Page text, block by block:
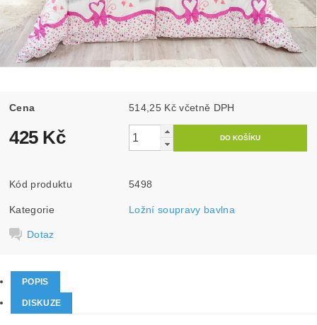
Cena 514,25 Kč včetně DPH
425 Kč
Kód produktu 5498
Kategorie Ložní soupravy bavlna
Dotaz
POPIS
DISKUZE